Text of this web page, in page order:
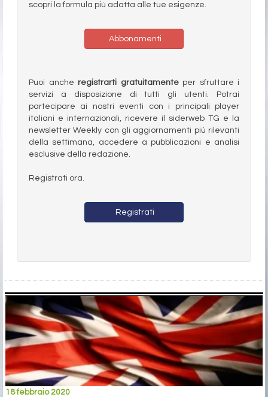
scopri la formula più adatta alle tue esigenze.
Abbonamenti
Puoi anche registrarti gratuitamenteper sfruttare i
servizi a disposizione di tutti gli utenti. Potrai
partecipare ai nostri eventi con i principali player
italiani e internazionali, ricevere il siderweb TG e la
newsletter Weekly con gli aggiornamenti più rilevanti
della settimana, accedere a pubblicazioni e analisi
esclusive della redazione.
Registrati ora.
Registrati
18 febbraio 2020